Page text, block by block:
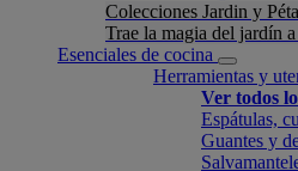
Colecciones Jardin y
Trae la magia del jardín
Esenciales de cocina
Herramientas y
Ver todos
Espátulas,
Guantes y